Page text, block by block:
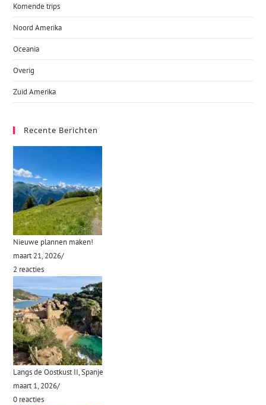
Komende trips
Noord Amerika
Oceania
Overig
Zuid Amerika
Recente Berichten
Nieuwe plannen maken!
maart 21, 2026/
2 reacties
Langs de Oostkust II, Spanje
maart 1, 2026/
0 reacties